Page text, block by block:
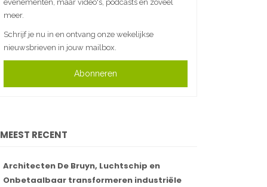
evenementen, maar video's, podcasts en zoveel
meer.
Schrijf je nu in en ontvang onze wekelijkse
nieuwsbrieven in jouw mailbox.
Abonneren
MEEST RECENT
Architecten De Bruyn, Luchtschip en
Onbetaalbaar transformeren industriële